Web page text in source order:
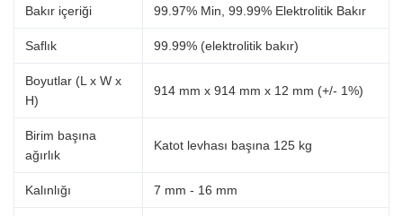
Bakır içeriği 99.97% Min, 99.99% Elektrolitik Bakır
Saflık 99.99% (elektrolitik bakır)
Boyutlar (L x W x
H)
914 mm x 914 mm x 12 mm (+/- 1%)
Birim başına
ağırlık
Katot levhası başına 125 kg
Kalınlığı 7 mm - 16 mm